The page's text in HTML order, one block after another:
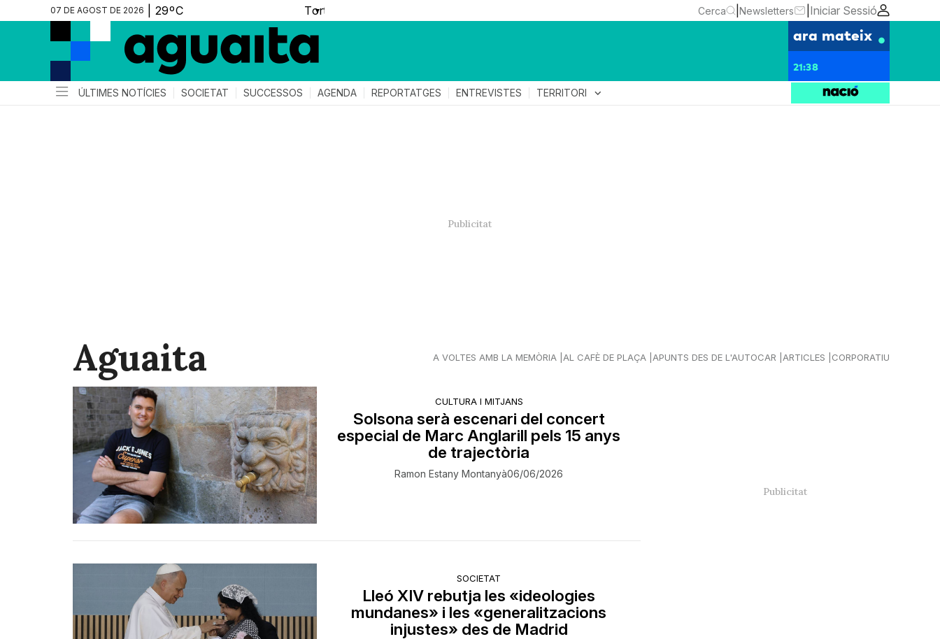
07 DE AGOST DE 2026 ▼ Cerca Newsletters Iniciar Sessió
ara mateix
21:38
ÚLTIMES NOTÍCIES SOCIETAT SUCCESSOS AGENDA REPORTATGES ENTREVISTES TERRITORI expand_more
Aguaita A VOLTES AMB LA MEMÒRIA AL CAFÈ DE PLAÇA APUNTS DES DE L'AUTOCAR ARTICLES CORPORATIU
CULTURA I MITJANS
Solsona serà escenari del concert
especial de Marc Anglarill pels 15 anys
de trajectòria
Ramon Estany Montanyà06/06/2026
SOCIETAT
Lleó XIV rebutja les «ideologies
mundanes» i les «generalitzacions
injustes» des de Madrid